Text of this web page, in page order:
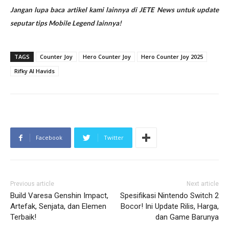
Jangan lupa baca artikel kami lainnya diJETE Newsuntuk update
seputar tips Mobile Legend lainnya!
TAGS Counter Joy Hero Counter Joy
Hero Counter Joy 2025
Rifky Al Havids
Facebook Twitter
Previous article
Build Varesa Genshin Impact,
Artefak, Senjata, dan Elemen
Terbaik!
Next article
Spesifikasi Nintendo Switch 2
Bocor! Ini Update Rilis, Harga,
dan Game Barunya